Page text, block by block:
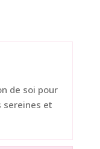
de soi pour
sereines et